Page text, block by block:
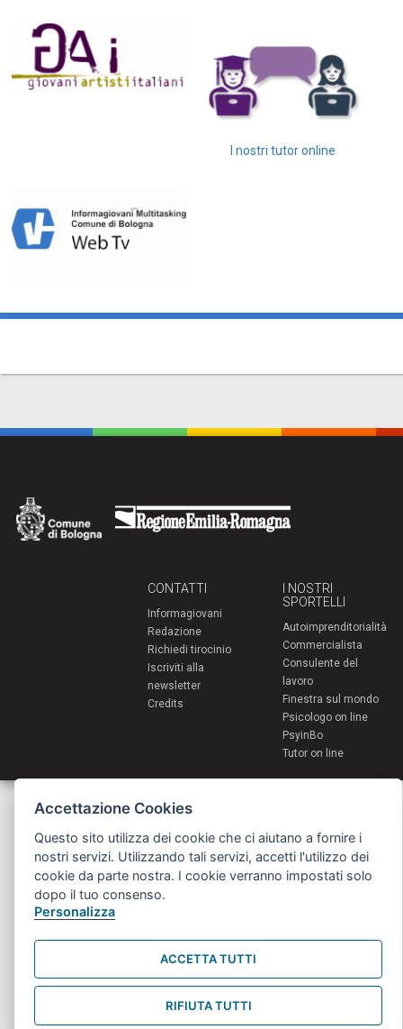
I nostri tutor online
CONTATTI
Informagiovani
Redazione
Richiedi tirocinio
Iscriviti alla
newsletter
Credits
I NOSTRI
SPORTELLI
Autoimprenditorialità
Commercialista
Consulente del
lavoro
Finestra sul mondo
Psicologo on line
PsyinBo
Tutor on line
Comune di Bologna | Piazza Maggiore 6 - 40124 Bologna
Accettazione Cookies
Questo sito utilizza dei cookie che ci aiutano a fornire i
nostri servizi. Utilizzando tali servizi, accetti l'utilizzo dei
cookie da parte nostra. I cookie verranno impostati solo
dopo il tuo consenso.
Personalizza
ACCETTA TUTTI
RIFIUTA TUTTI